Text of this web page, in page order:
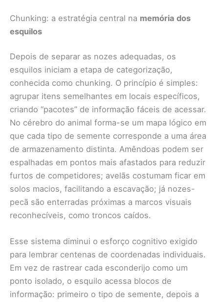
Chunking: a estratégia central na memória dos
esquilos
Depois de separar as nozes adequadas, os
esquilos iniciam a etapa de categorização,
conhecida como chunking. O princípio é simples:
agrupar itens semelhantes em locais específicos,
criando “pacotes” de informação fáceis de acessar.
No cérebro do animal forma-se um mapa lógico em
que cada tipo de semente corresponde a uma área
de armazenamento distinta. Amêndoas podem ser
espalhadas em pontos mais afastados para reduzir
furtos de competidores; avelãs costumam ficar em
solos macios, facilitando a escavação; já nozes-
pecã são enterradas próximas a marcos visuais
reconhecíveis, como troncos caídos.
Esse sistema diminui o esforço cognitivo exigido
para lembrar centenas de coordenadas individuais.
Em vez de rastrear cada esconderijo como um
ponto isolado, o esquilo acessa blocos de
informação: primeiro o tipo de semente, depois a